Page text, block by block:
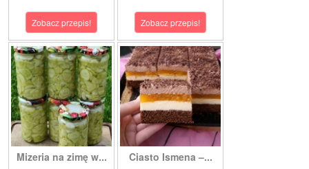
Zobacz przepis! Zobacz przepis!
Mizeria na zimę w... Ciasto Ismena –...